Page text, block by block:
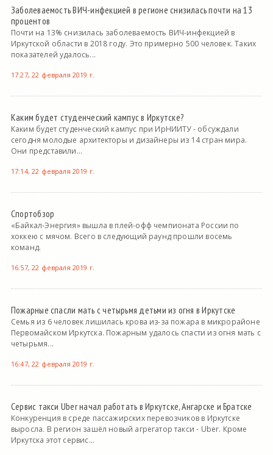
Заболеваемость ВИЧ-инфекцией в регионе снизилась почти на 13
процентов
Почти на 13% снизилась заболеваемость ВИЧ-инфекцией в
Иркутской области в 2018 году. Это примерно 500 человек. Таких
показателей удалось...
17:27, 22 февраля 2019 г.
Каким будет студенческий кампус в Иркутске?
Каким будет студенческий кампус при ИрНИИТУ - обсуждали
сегодня молодые архитекторы и дизайнеры из 14 стран мира.
Они представили...
17:14, 22 февраля 2019 г.
Спортобзор
«Байкал-Энергия» вышла в плей-офф чемпионата России по
хоккею с мячом. Всего в следующий раунд прошли восемь
команд.
16:57, 22 февраля 2019 г.
Пожарные спасли мать с четырьмя детьми из огня в Иркутске
Семья из 6 человек лишилась крова из-за пожара в микрорайоне
Первомайском Иркутска. Пожарным удалось спасти из огня мать с
четырьмя...
16:47, 22 февраля 2019 г.
Сервис такси Uber начал работать в Иркутске, Ангарске и Братске
Конкуренция в среде пассажирских перевозчиков в Иркутске
выросла. В регион зашёл новый агрегатор такси - Uber. Кроме
Иркутска этот сервис...